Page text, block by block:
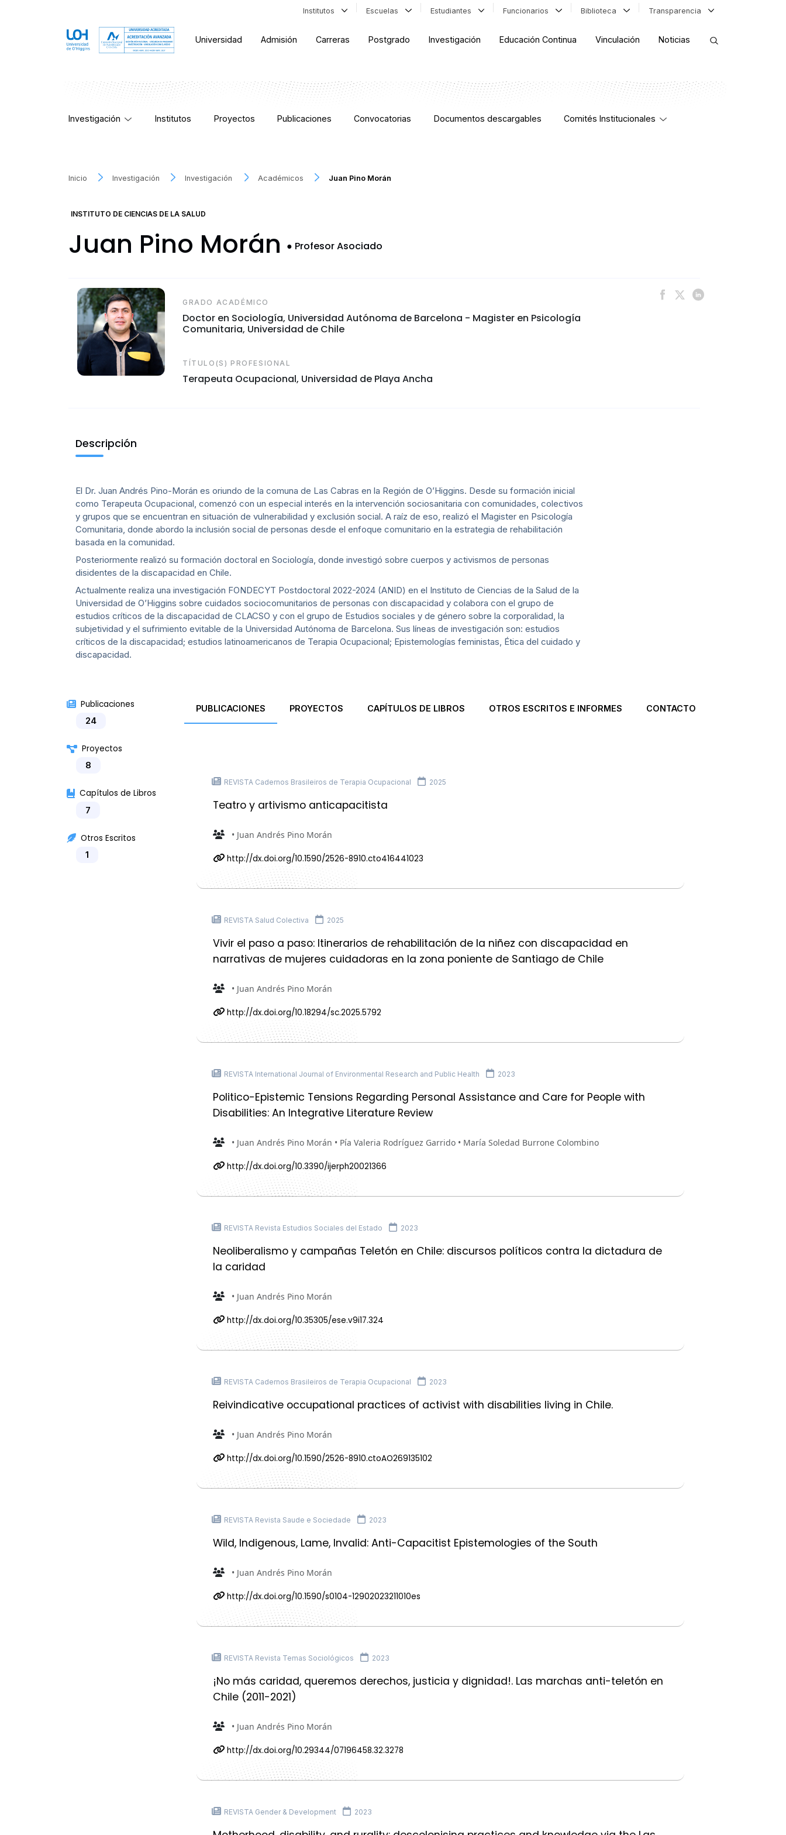
Institutos Escuelas Estudiantes Funcionarios Biblioteca Transparencia
Universidad Admisión Carreras Postgrado Investigación Educación Continua Vinculación Noticias
Investigación Institutos Proyectos Publicaciones Convocatorias Documentos descargables Comités Institucionales
Inicio Investigación Investigación Académicos Juan Pino Morán
INSTITUTO DE CIENCIAS DE LA SALUD
Juan Pino Morán ● Profesor Asociado
GRADO ACADÉMICO
Doctor en Sociología, Universidad Autónoma de Barcelona - Magister en Psicología
Comunitaria, Universidad de Chile
TÍTULO(S) PROFESIONAL
Terapeuta Ocupacional, Universidad de Playa Ancha
Descripción
El Dr. Juan Andrés Pino-Morán es oriundo de la comuna de Las Cabras en la Región de O’Higgins. Desde su formación inicial
como Terapeuta Ocupacional, comenzó con un especial interés en la intervención sociosanitaria con comunidades, colectivos
y grupos que se encuentran en situación de vulnerabilidad y exclusión social. A raíz de eso, realizó el Magister en Psicología
Comunitaria, donde abordo la inclusión social de personas desde el enfoque comunitario en la estrategia de rehabilitación
basada en la comunidad.
Posteriormente realizó su formación doctoral en Sociología, donde investigó sobre cuerpos y activismos de personas
disidentes de la discapacidad en Chile.
Actualmente realiza una investigación FONDECYT Postdoctoral 2022-2024 (ANID) en el Instituto de Ciencias de la Salud de la
Universidad de O’Higgins sobre cuidados sociocomunitarios de personas con discapacidad y colabora con el grupo de
estudios críticos de la discapacidad de CLACSO y con el grupo de Estudios sociales y de género sobre la corporalidad, la
subjetividad y el sufrimiento evitable de la Universidad Autónoma de Barcelona. Sus líneas de investigación son: estudios
críticos de la discapacidad; estudios latinoamericanos de Terapia Ocupacional; Epistemologías feministas, Ética del cuidado y
discapacidad.
Publicaciones
24
Proyectos
8
Capítulos de Libros
7
Otros Escritos
1
PUBLICACIONES PROYECTOS CAPÍTULOS DE LIBROS OTROS ESCRITOS E INFORMES CONTACTO
REVISTA Cadernos Brasileiros de Terapia Ocupacional 2025
Teatro y artivismo anticapacitista
• Juan Andrés Pino Morán
http://dx.doi.org/10.1590/2526-8910.cto416441023
REVISTA Salud Colectiva 2025
Vivir el paso a paso: Itinerarios de rehabilitación de la niñez con discapacidad en
narrativas de mujeres cuidadoras en la zona poniente de Santiago de Chile
• Juan Andrés Pino Morán
http://dx.doi.org/10.18294/sc.2025.5792
REVISTA International Journal of Environmental Research and Public Health 2023
Politico-Epistemic Tensions Regarding Personal Assistance and Care for People with
Disabilities: An Integrative Literature Review
• Juan Andrés Pino Morán • Pía Valeria Rodríguez Garrido • María Soledad Burrone Colombino
http://dx.doi.org/10.3390/ijerph20021366
REVISTA Revista Estudios Sociales del Estado 2023
Neoliberalismo y campañas Teletón en Chile: discursos políticos contra la dictadura de
la caridad
• Juan Andrés Pino Morán
http://dx.doi.org/10.35305/ese.v9i17.324
REVISTA Cadernos Brasileiros de Terapia Ocupacional 2023
Reivindicative occupational practices of activist with disabilities living in Chile.
• Juan Andrés Pino Morán
http://dx.doi.org/10.1590/2526-8910.ctoAO269135102
REVISTA Revista Saude e Sociedade 2023
Wild, Indigenous, Lame, Invalid: Anti-Capacitist Epistemologies of the South
• Juan Andrés Pino Morán
http://dx.doi.org/10.1590/s0104-12902023211010es
REVISTA Revista Temas Sociológicos 2023
¡No más caridad, queremos derechos, justicia y dignidad!. Las marchas anti-teletón en
Chile (2011-2021)
• Juan Andrés Pino Morán
http://dx.doi.org/10.29344/07196458.32.3278
REVISTA Gender & Development 2023